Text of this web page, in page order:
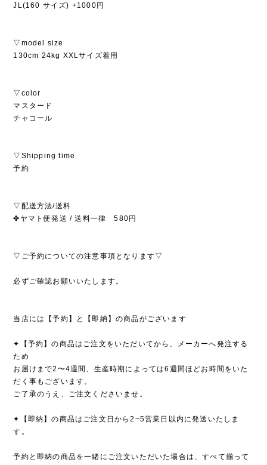
JL(160 サイズ) +1000円
▽model size
130cm 24kg XXLサイズ着用
▽color
マスタード
チャコール
▽Shipping time
予約
▽配送方法/送料
✤ヤマト便発送 / 送料一律 580円
▽ご予約についての注意事項となります▽
必ずご確認お願いいたします。
当店には【予約】と【即納】の商品がございます
✦【予約】の商品はご注文をいただいてから、メーカーへ発注する
ため
お届けまで2〜4週間、生産時期によっては6週間ほどお時間をいた
だく事もございます。
ご了承のうえ、ご注文くださいませ。
✦【即納】の商品はご注文日から2~5営業日以内に発送いたしま
す。
予約と即納の商品を一緒にご注文いただいた場合は、すべて揃って